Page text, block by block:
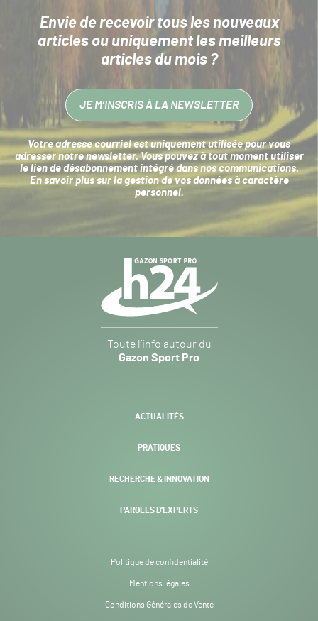
Envie de recevoir tous les nouveaux
articlesou uniquement les meilleurs
articles du mois ?
JE M’INSCRIS À LA NEWSLETTER
Votre adresse courriel est uniquement utilisée pour vous
adresser notre newsletter. Vous pouvez à tout moment utiliser
le lien de désabonnement intégré dans nos communications.
En savoir plus sur la gestion de vos données à caractère
personnel.
Sport
Pro
-
Toute l’info autour du
Gazon Sport Pro
ACTUALITÉS
PRATIQUES
RECHERCHE & INNOVATION
PAROLES D’EXPERTS
Politique de confidentialité
Mentions légales
Conditions Générales de Vente